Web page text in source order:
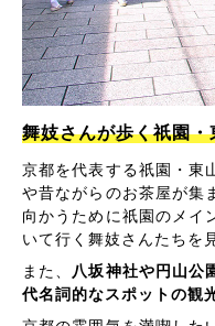
舞妓さんが歩く祇園・
京都を代表する祇園・東
や昔ながらのお茶屋が集
向かうために祇園のメイ
いて行く舞妓さんたちを
また、
八坂神社や円山公
代名詞的なスポットの観